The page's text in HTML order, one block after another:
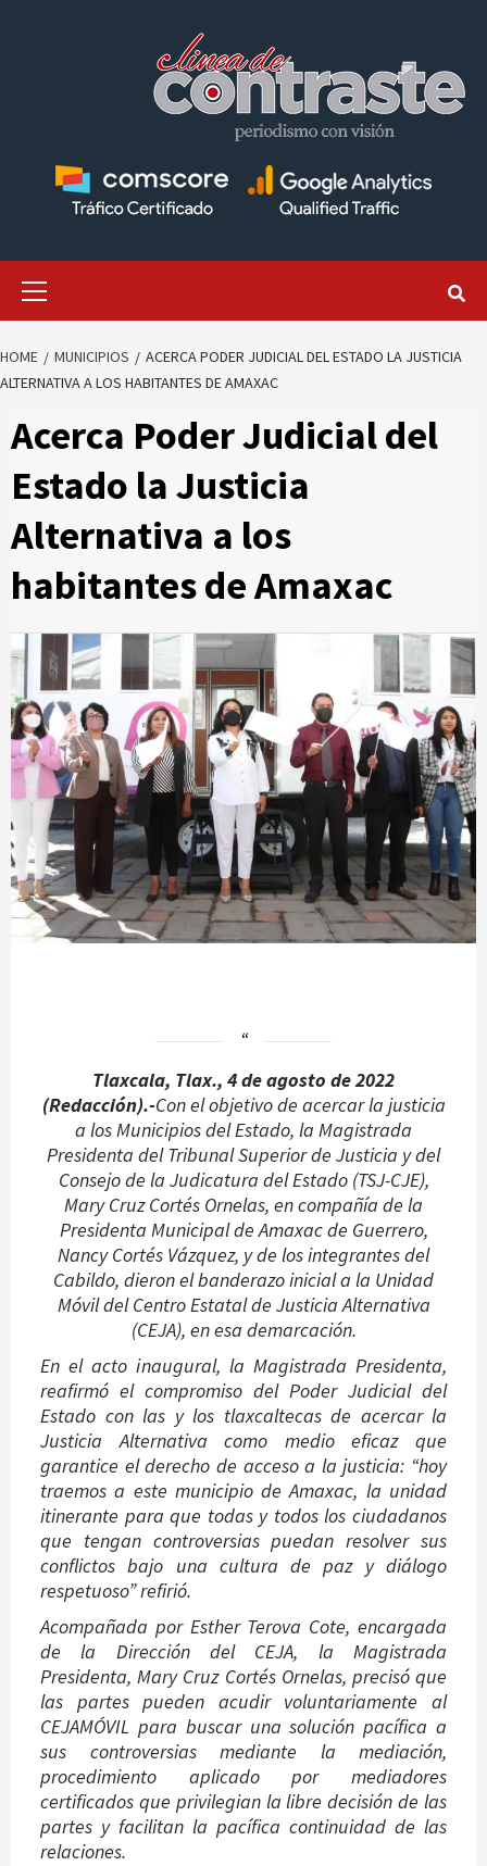
HOME MUNICIPIOS
ACERCA PODER JUDICIAL DEL ESTADO LA JUSTICIA
ALTERNATIVA A LOS HABITANTES DE AMAXAC
Acerca Poder Judicial del
Estado la Justicia
Alternativa a los
habitantes de Amaxac
Tlaxcala, Tlax., 4 de agosto de 2022
(Redacción).-Conel objetivo de acercar la justicia
a los Municipios del Estado, la Magistrada
Presidenta del Tribunal Superior de Justicia y del
Consejo de la Judicatura del Estado (TSJ-CJE),
Mary Cruz Cortés Ornelas, en compañía de la
Presidenta Municipal de Amaxac de Guerrero,
Nancy Cortés Vázquez, y de los integrantes del
Cabildo, dieron el banderazo inicial a la Unidad
Móvil del Centro Estatal de Justicia Alternativa
(CEJA), en esa demarcación.
En el acto inaugural, la Magistrada Presidenta,
reafirmó el compromiso del Poder Judicial del
Estado con las y los tlaxcaltecas de acercar la
Justicia Alternativa como medio eficaz que
garantice el derecho de acceso a la justicia: “hoy
traemos a este municipio de Amaxac, la unidad
itinerante para que todas y todos los ciudadanos
que tengan controversias puedan resolver sus
conflictos bajo una cultura de paz y diálogo
respetuoso” refirió.
Acompañada por Esther Terova Cote, encargada
de la Dirección del CEJA, la Magistrada
Presidenta, Mary Cruz Cortés Ornelas, precisó que
las partes pueden acudir voluntariamente al
CEJAMÓVIL para buscar una solución pacífica a
sus controversias mediante la mediación,
procedimiento aplicado por mediadores
certificados que privilegian la libre decisión de las
partes y facilitan la pacífica continuidad de las
relaciones.